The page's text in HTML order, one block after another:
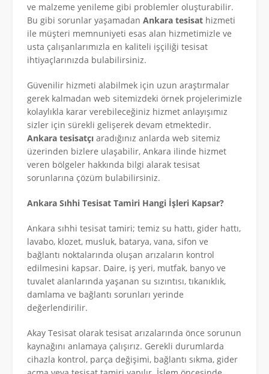
ve malzeme yenileme gibi problemler oluşturabilir.
Bu gibi sorunlar yaşamadan Ankara tesisat hizmeti
ile müşteri memnuniyeti esas alan hizmetimizle ve
usta çalışanlarımızla en kaliteli işçiliği tesisat
ihtiyaçlarınızda bulabilirsiniz.
Güvenilir hizmeti alabilmek için uzun araştırmalar
gerek kalmadan web sitemizdeki örnek projelerimizle
kolaylıkla karar verebileceğiniz hizmet anlayışımız
sizler için sürekli gelişerek devam etmektedir.
Ankara tesisatçı aradığınız anlarda web sitemiz
üzerinden bizlere ulaşabilir, Ankara ilinde hizmet
veren bölgeler hakkında bilgi alarak tesisat
sorunlarına çözüm bulabilirsiniz.
Ankara Sıhhi Tesisat Tamiri Hangi İşleri Kapsar?
Ankara sıhhi tesisat tamiri; temiz su hattı, gider hattı,
lavabo, klozet, musluk, batarya, vana, sifon ve
bağlantı noktalarında oluşan arızaların kontrol
edilmesini kapsar. Daire, iş yeri, mutfak, banyo ve
tuvalet alanlarında yaşanan su sızıntısı, tıkanıklık,
damlama ve bağlantı sorunları yerinde
değerlendirilir.
Akay Tesisat olarak tesisat arızalarında önce sorunun
kaynağını anlamaya çalışırız. Gerekli durumlarda
cihazla kontrol, parça değişimi, bağlantı sıkma, gider